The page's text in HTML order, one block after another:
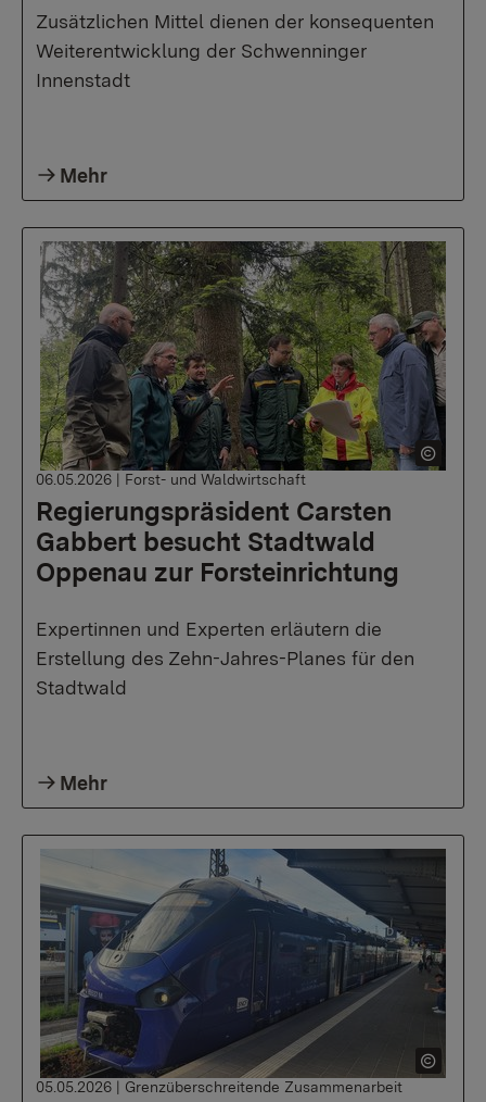
Zusätzlichen Mittel dienen der konsequenten
Weiterentwicklung der Schwenninger
Innenstadt
Mehr
Regierungspräsident Carsten
Gabbert besucht Stadtwald
Oppenau zur Forsteinrichtung
06.05.2026 | Forst- und Waldwirtschaft
Expertinnen und Experten erläutern die
Erstellung des Zehn-Jahres-Planes für den
Stadtwald
Mehr
05.05.2026 | Grenzüberschreitende Zusammenarbeit